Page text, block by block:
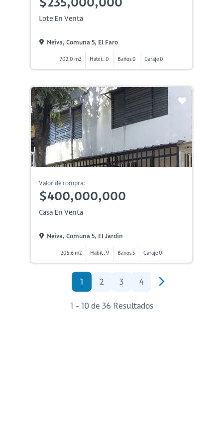
Lote En Venta
Neiva, Comuna 5, El Faro
702.0 m2 Habit. 0 Baños 0 Garaje 0
Valor de compra:
$400,000,000
Casa En Venta
Neiva, Comuna 5, El Jardin
205.6 m2 Habit. 9 Baños 5 Garaje 0
1 2 3 4
1 - 10 de 36 Resultados